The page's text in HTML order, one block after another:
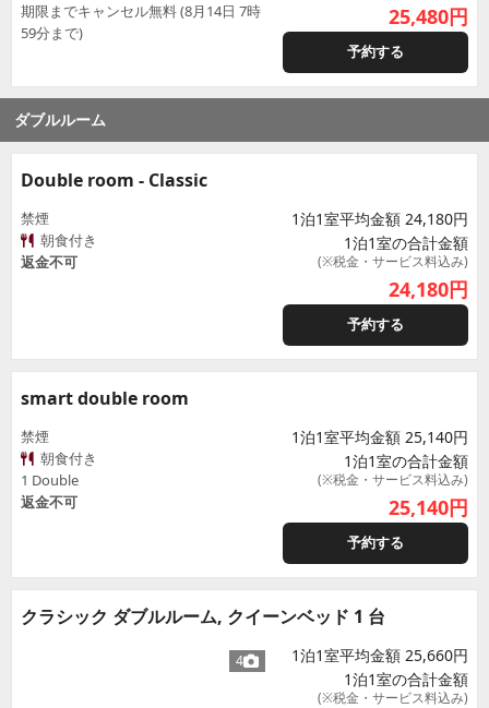
期限までキャンセル無料 (8月14日 7時
59分まで)
25,480円
予約する
ダブルルーム
Double room - Classic
禁煙
朝食付き
返金不可
1泊1室平均金額 24,180円
1泊1室の合計金額
(※税金・サービス料込み)
24,180円
予約する
smart double room
禁煙
朝食付き
1 Double
返金不可
1泊1室平均金額 25,140円
1泊1室の合計金額
(※税金・サービス料込み)
25,140円
予約する
クラシック ダブルルーム, クイーンベッド 1 台
4
1泊1室平均金額 25,660円
1泊1室の合計金額
(※税金・サービス料込み)